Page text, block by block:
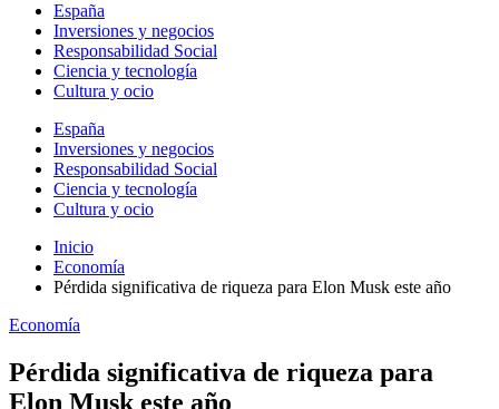
España
Inversiones y negocios
Responsabilidad Social
Ciencia y tecnología
Cultura y ocio
España
Inversiones y negocios
Responsabilidad Social
Ciencia y tecnología
Cultura y ocio
Inicio
Economía
Pérdida significativa de riqueza para Elon Musk este año
Economía
Pérdida significativa de riqueza para
Elon Musk este año